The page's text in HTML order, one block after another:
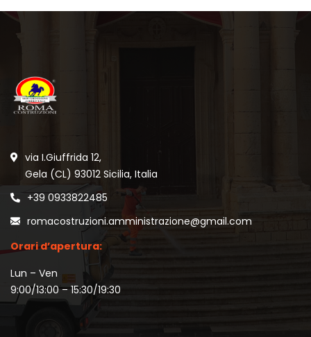
via I.Giuffrida 12,
Gela (CL) 93012 Sicilia, Italia
+39 0933822485
romacostruzioni.amministrazione@gmail.com
Orari d’apertura:
Lun – Ven
9:00/13:00 – 15:30/19:30